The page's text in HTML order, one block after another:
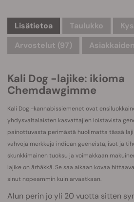
Lisätietoa Taulukko
Arvostelut (97)
Kali Dog -lajike: ikioma
Chemdawgimme
Kali Dog -kannabissiemenet ovat
yhdysvaltalaisten kasvattajien loistavista
painottuvasta perimästä huolimatta tässä
vahvoja merkkejä indican geeneistä, isot ja
skunkkimainen tuoksu ja voimakkaan
lajike on ärhäkkä. Se saa aikaan kovaa
sinut nopeammin kuin arvaatkaan.
Alun perin jo yli 20 vuotta sitten